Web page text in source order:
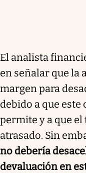
El analista
en señalar que la
margen para
debido a que este
permite y a que
atrasado. Sin
no debería
devaluación en